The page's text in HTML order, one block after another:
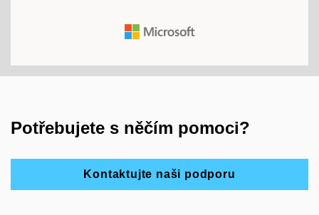
Potřebujete s něčím pomoci?
Kontaktujte naši podporu